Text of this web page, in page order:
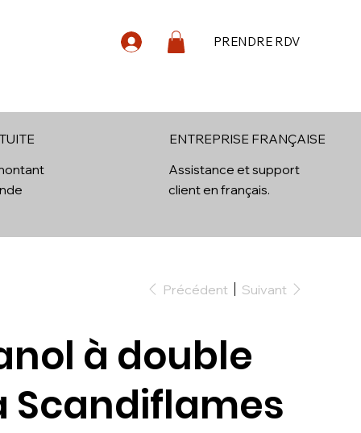
PRENDRE RDV
Précédent Suivant
à double
ENTREPRISE FRANÇAISE
Assistance et support
client en français.